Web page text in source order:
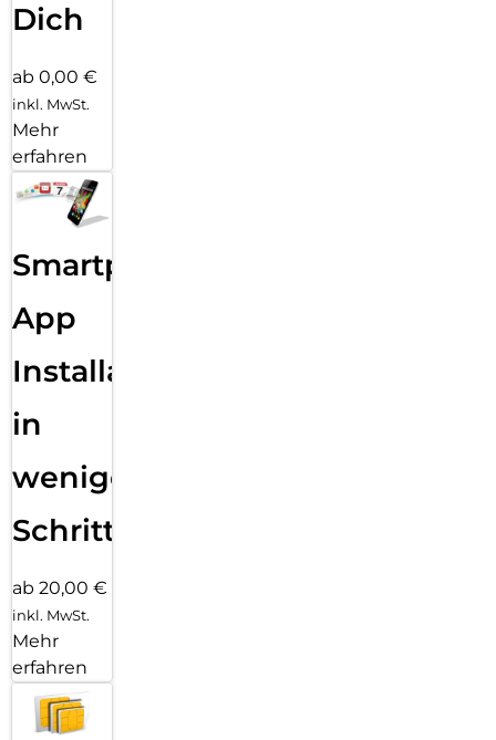
Dich
ab 0,00 €
inkl. MwSt.
Mehr
erfahren
Smartphone
App
Installation
in
wenigen
Schritten
ab 20,00 €
inkl. MwSt.
Mehr
erfahren